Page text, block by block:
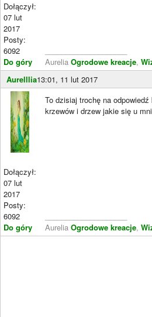
Dołączył:
07 lut
2017
Posty:
6092
Do góry
Aurelia Ogrodowe kreacje,
Aurelllia13:01, 11 lut 2017
Dołączył:
07 lut
2017
Posty:
6092
Do góry
To dzisiaj trochę na
krzewów i drzew jakie się u
Aurelia Ogrodowe kreacje,